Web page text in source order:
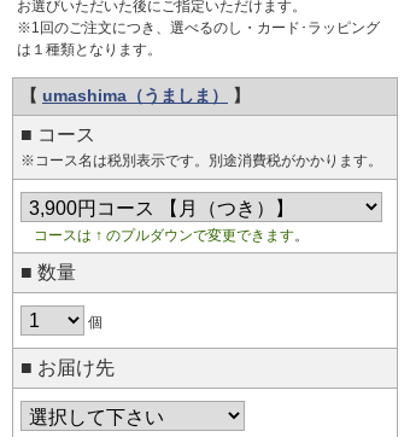
お選びいただいた後にご指定いただけます。
※1回のご注文につき、選べるのし・カード･ラッピング
は１種類となります。
【 umashima（うましま） 】
■ コース
※コース名は税別表示です。別途消費税がかかります。
コースは ↑ のプルダウンで変更できます。
■ 数量
個
■ お届け先